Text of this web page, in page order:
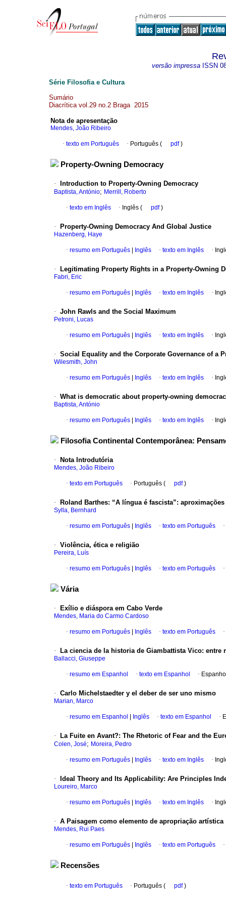
versão impressa ISSN
Série Filosofia e Cultura
Sumário
Diacrítica vol.29 no.2 Braga 2015
Nota de apresentação
Mendes, João Ribeiro
· texto em Português · Português ( pdf)
Property-Owning Democracy
· Introduction to Property-Owning Democracy
Baptista, António; Merrill, Roberto
· texto em Inglês · Inglês ( pdf)
· Property-Owning Democracy And Global Justice
Hazenberg, Haye
· resumo em Português Inglês · texto em Inglês ·
· Legitimating Property Rights in a Property-Owning
Fabri, Eric
· resumo em Português Inglês · texto em Inglês ·
· John Rawls and the Social Maximum
Petroni, Lucas
· resumo em Português Inglês · texto em Inglês ·
· Social Equality and the Corporate Governance of a
Wilesmith, John
· resumo em Português Inglês · texto em Inglês ·
· What is democratic about property-owning
Baptista, António
· resumo em Português Inglês · texto em Inglês ·
Filosofia Continental Contemporânea:
· Nota Introdutória
Mendes, João Ribeiro
· texto em Português · Português ( pdf)
· Roland Barthes: “A língua é fascista”:
Sylla, Bernhard
· resumo em Português Inglês · texto em Português ·
· Violência, ética e religião
Pereira, Luís
· resumo em Português Inglês · texto em Português ·
Vária
· Exílio e diáspora em Cabo Verde
Mendes, Maria do Carmo Cardoso
· resumo em Português Inglês · texto em Português ·
· La ciencia de la historia de Giambattista Vico: entre
Ballacci, Giuseppe
· resumo em Espanhol · texto em Espanhol ·
· Carlo Michelstaedter y el deber de ser uno mismo
Marian, Marco
· resumo em Espanhol Inglês · texto em Espanhol ·
· La Fuite en Avant?: The Rhetoric of Fear and the
Colen, José; Moreira, Pedro
· resumo em Português Inglês · texto em Inglês ·
· Ideal Theory and Its Applicability: Are Principles
Loureiro, Marco
· resumo em Português Inglês · texto em Inglês ·
· A Paisagem como elemento de apropriação artística
Mendes, Rui Paes
· resumo em Português Inglês · texto em Português ·
Recensões
· texto em Português · Português ( pdf)